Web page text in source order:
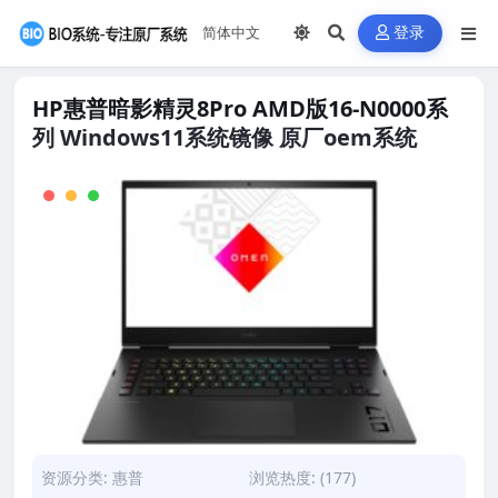
登录
HP惠普暗影精灵8Pro AMD版16-N0000系
列 Windows11系统镜像 原厂oem系统
资源分类: 惠普
浏览热度: (177)